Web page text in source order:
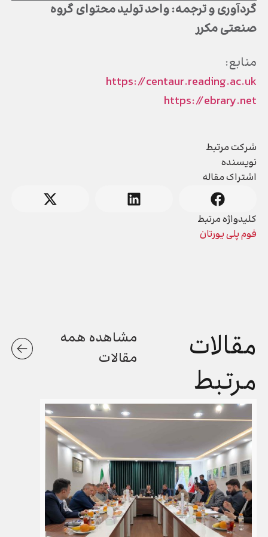
شرکت مرتبط
نویسنده
اشتراک مقاله
کلیدواژه مرتبط
فوم پلی یورتان
گردآوری و ترجمه: واحد تولید محتوای گروه
صنعتی مکرر
منابع:
https://centaur.reading.ac.uk
https://ebrary.net
مقالات
مرتبط
مشاهده همه
مقالات